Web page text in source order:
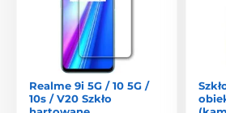
Realme 9i 5G / 10 5G /
10s / V20 Szkło